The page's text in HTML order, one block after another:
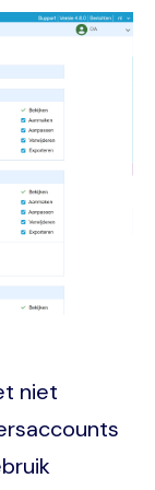
niet